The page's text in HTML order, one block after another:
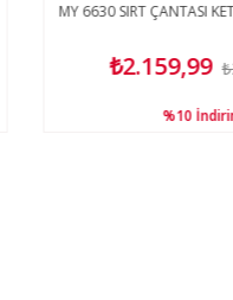
MY 6630 SIRT ÇANTASI
₺2.159,99
%10